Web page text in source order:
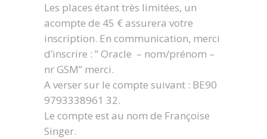
Les places étant très limitées, un
acompte de 45 € assurera votre
inscription. En communication, merci
d’inscrire : ” Oracle – nom/prénom –
nr GSM” merci.
A verser sur le compte suivant : BE90
9793338961 32.
Le compte est au nom de Françoise
Singer.